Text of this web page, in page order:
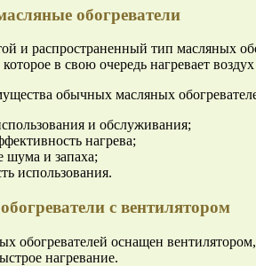
обогреватели
и распространенный тип масляных
которое в свою очередь нагревает
обычных масляных
и обслуживания;
нагрева;
шума и запаха;
использования.
с вентилятором
обогревателей оснащен
нагревание.